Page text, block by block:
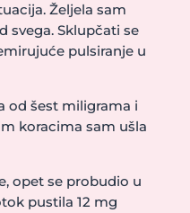
Željela sam
svega. Sklupčati se
pulsiranje u
od šest miligrama i
koracima sam ušla
opet se probudio u
pustila 12 mg